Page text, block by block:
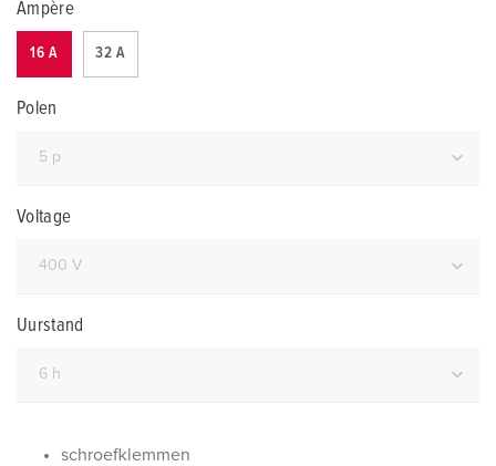
Ampère
16 A 32 A
Polen
Voltage
Uurstand
schroefklemmen